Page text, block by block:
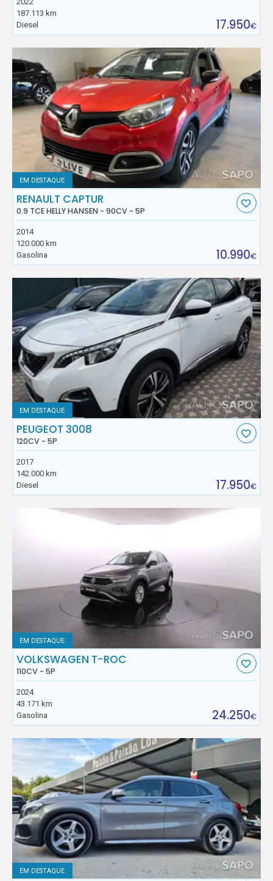
187.113 km
Diesel
17.950€
EM DESTAQUE
RENAULT CAPTUR
0.9 TCE HELLY HANSEN - 90CV - 5P
2014
120.000 km
Gasolina
10.990€
EM DESTAQUE
PEUGEOT 3008
120CV - 5P
2017
142.000 km
Diesel
17.950€
EM DESTAQUE
VOLKSWAGEN T-ROC
110CV - 5P
2024
43.171 km
Gasolina
24.250€
EM DESTAQUE